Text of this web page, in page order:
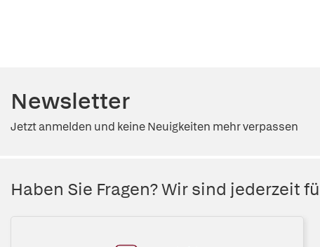
Newsletter
Jetzt anmelden und keine Neuigkeiten mehr verpassen
Haben Sie Fragen? Wir sind jederzeit